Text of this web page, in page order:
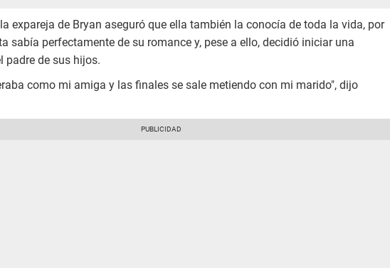
expareja de Bryan aseguró que ella también la conocía de toda la vida, por
sabía perfectamente de su romance y, pese a ello, decidió iniciar una
padre de sus hijos.
como mi amiga y las finales se sale metiendo con mi marido", dijo